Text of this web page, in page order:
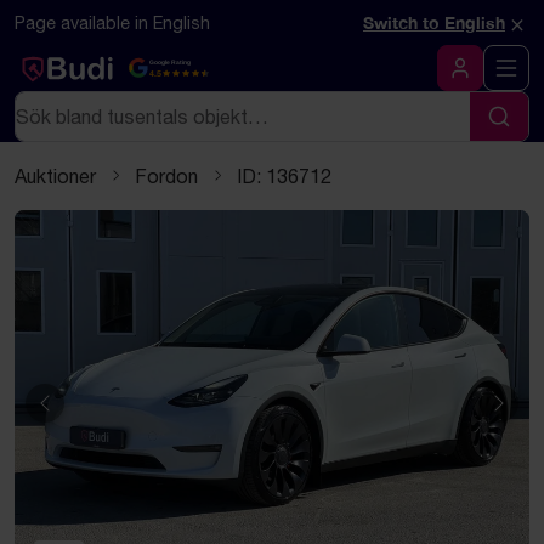
Hoppa till innehåll
Textbaserad (markdown) version av denna sida
Page available in English Switch to English ×
Google Rating
4.5
Logga in
Sök
Sök
Auktioner Fordon ID: 136712
Föregående